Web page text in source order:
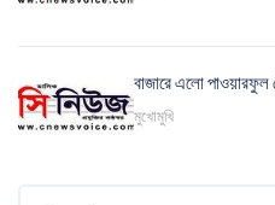
বাজারে এলো
মুখোমুখি